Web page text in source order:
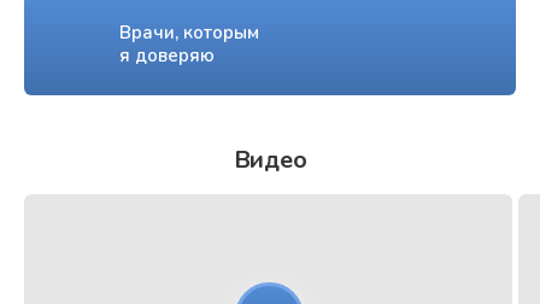
Врачи, которым
я доверяю
Видео